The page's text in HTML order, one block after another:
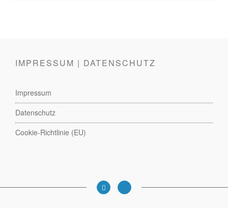
IMPRESSUM | DATENSCHUTZ
Impressum
Datenschutz
Cookie-Richtlinie (EU)